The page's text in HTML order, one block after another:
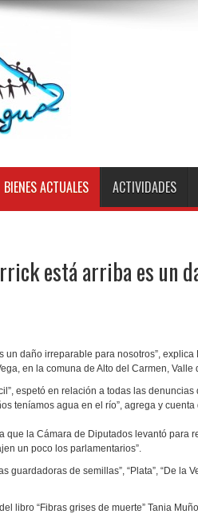
BIENES ACTUALES ACTIVIDADES
está arriba es un
un daño irreparable para nosotros”, explica
en la comuna de Alto del Carmen, Valle
espetó en relación a todas las
teníamos agua en el río”, agrega y
que la Cámara de Diputados levantó para
un poco los parlamentarios”.
guardadoras de semillas”, “Plata”, “De la
libro “Fibras grises de muerte” Tania